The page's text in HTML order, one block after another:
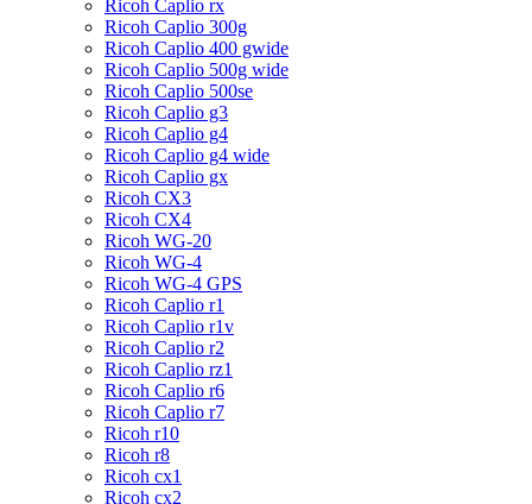
Ricoh Caplio rx
Ricoh Caplio 300g
Ricoh Caplio 400 gwide
Ricoh Caplio 500g wide
Ricoh Caplio 500se
Ricoh Caplio g3
Ricoh Caplio g4
Ricoh Caplio g4 wide
Ricoh Caplio gx
Ricoh CX3
Ricoh CX4
Ricoh WG-20
Ricoh WG-4
Ricoh WG-4 GPS
Ricoh Caplio r1
Ricoh Caplio r1v
Ricoh Caplio r2
Ricoh Caplio rz1
Ricoh Caplio r6
Ricoh Caplio r7
Ricoh r10
Ricoh r8
Ricoh cx1
Ricoh cx2